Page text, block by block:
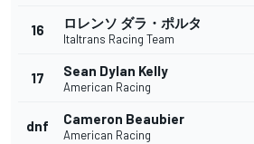
16 ロレンソ ダラ・ポルタ
Italtrans Racing Team
17 Sean Dylan Kelly
American Racing
dnf Cameron Beaubier
American Racing